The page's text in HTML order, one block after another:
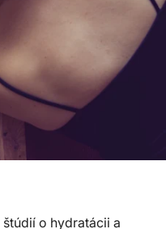
o hydratácii a